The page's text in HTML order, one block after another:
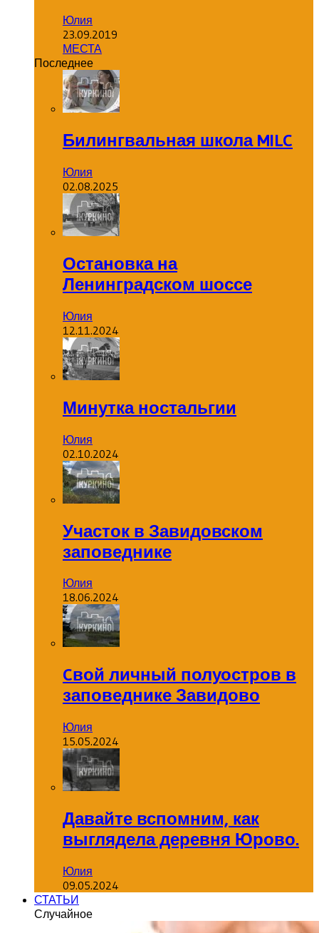
Юлия
23.09.2019
МЕСТА
Последнее
Билингвальная школа MILC
Юлия
02.08.2025
Остановка на
Ленинградском шоссе
Юлия
12.11.2024
Минутка ностальгии
Юлия
02.10.2024
Участок в Завидовском
заповеднике
Юлия
18.06.2024
Cвой личный полуостров в
заповеднике Завидово
Юлия
15.05.2024
Давайте вспомним, как
выглядела деревня Юрово.
Юлия
09.05.2024
СТАТЬИ
Случайное